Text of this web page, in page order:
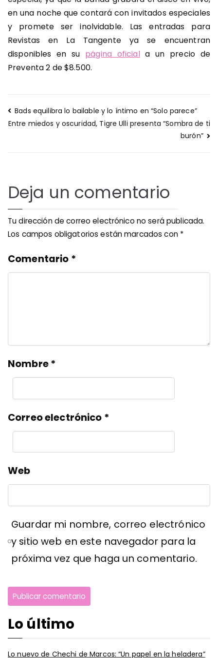
en una noche que contará con invitados especiales
y promete ser inolvidable. Las entradas para
Revistas en La Tangente ya se encuentran
disponibles en su página oficiala un precio de
Preventa 2 de $8.500.
Navegación
de
Bads equilibra lo bailable y lo íntimo en “Solo parece”
Entre miedos y oscuridad, Tigre Ulli presenta “Sombra de ti
burón”
Deja un comentario
Tu dirección de correo electrónico no será publicada.
Los campos obligatorios están marcados con *
Comentario *
Nombre*
Correo electrónico *
Web
Guardar mi nombre, correo electrónico
y sitio web en este navegador para la
próxima vez que haga un comentario.
Lo último
Lo nuevo de Chechi de Marcos: “Un papel en la heladera”